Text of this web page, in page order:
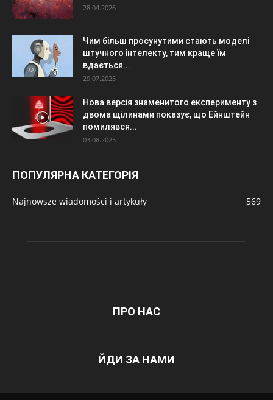
28.04.2026
Чим більш просунутими стають моделі
штучного інтелекту, тим краще їм
вдається...
29.07.2025
Нова версія знаменитого експерименту з
двома щілинами показує, що Ейнштейн
помилявся...
03.08.2025
ПОПУЛЯРНА КАТЕГОРІЯ
Najnowsze wiadomości i artykuły 569
ПРО НАС
ЙДИ ЗА НАМИ